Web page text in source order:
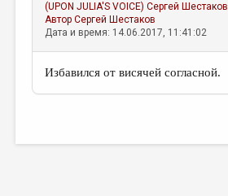
(UPON JULIA'S VOICE) Сергей Шестаков
АвторСергей Шестаков
Дата и время: 14.06.2017, 11:41:02
Избавился от висячей согласной.